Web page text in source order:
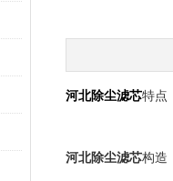
河北除尘滤芯特点
河北除尘滤芯构造